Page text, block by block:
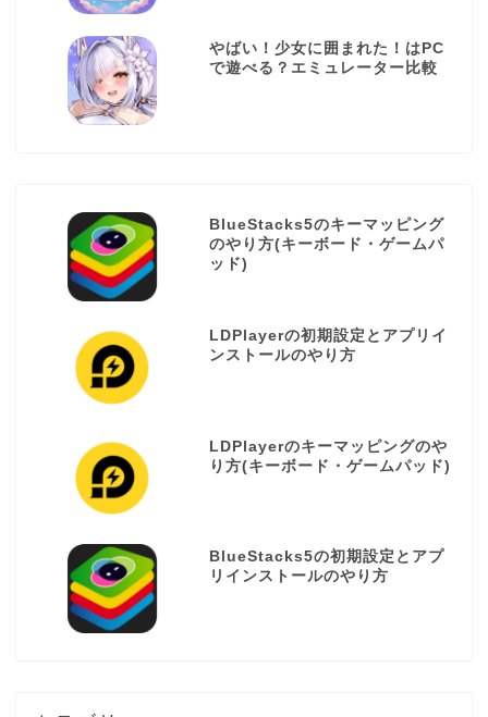
やばい！少女に囲まれた！はPC
で遊べる？エミュレーター比較
BlueStacks5のキーマッピング
のやり方(キーボード・ゲームパ
ッド)
LDPlayerの初期設定とアプリイ
ンストールのやり方
LDPlayerのキーマッピングのや
り方(キーボード・ゲームパッド)
BlueStacks5の初期設定とアプ
リインストールのやり方